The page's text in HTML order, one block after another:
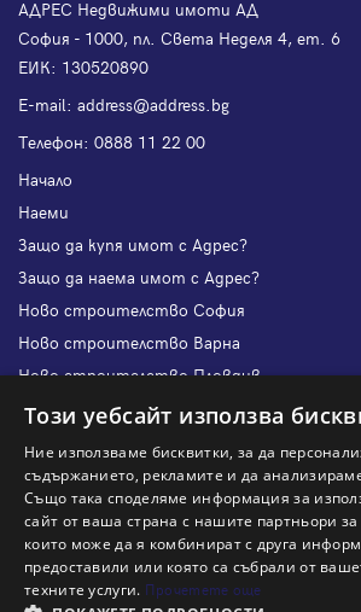
АДРЕС Недвижими имоти АД
София - 1000, пл. Света Неделя 4, ет. 6
ЕИК: 130520890
Е-mail: address@address.bg
Телефон: 0888 11 22 00
Начало
Наеми
Защо да купя имот с Адрес?
Защо да наема имот с Адрес?
Ново строителство София
Ново строителство Варна
Ново строителство Пловдив
Ново строителство Бургас
Защо да отдам имот с Адрес?
Наши офиси
Кариери
Кои сме ние?
Франчайз
Този уебсайт използва
Ние използваме бисквитки, за да
съдържанието, рекламите и да
Също така споделяме информация за
сайт от ваша страна с нашите партньори
които може да я комбинират с друга
предоставили или която са събрали от
техните услуги. Прочетете още